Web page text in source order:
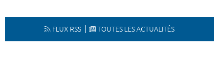
FLUX RSS TOUTES LES ACTUALITÉS